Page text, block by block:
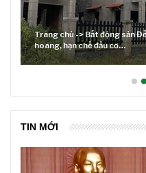
Trang chủ -> Bất động sản
hoang, hạn chế đầu cơ…
TIN MỚI